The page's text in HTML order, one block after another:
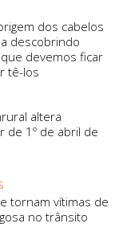
dos cabelos
descobrindo
devemos ficar
tê-los
altera
de 1º de abril de
tornam vítimas de
no trânsito